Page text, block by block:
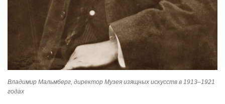
Владимир Мальмберг, директор Музея изящных искусств в 1913–1921
годах